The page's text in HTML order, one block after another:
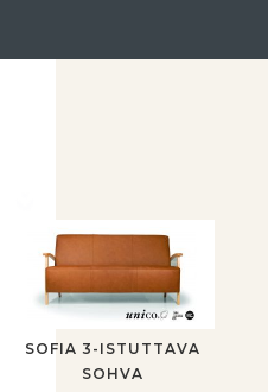
SOFIA 3-ISTUTTAVA
SOHVA